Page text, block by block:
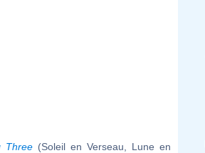
Three(Soleil en Verseau, Lune en